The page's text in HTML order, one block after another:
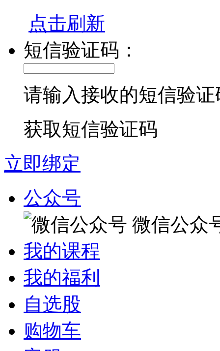
点击刷新
短信验证码：
请输入接收的短信验证
获取短信验证码
立即绑定
公众号
微信公众
我的课程
我的福利
自选股
购物车